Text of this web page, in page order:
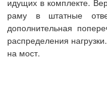
идущих в комплекте.
раму в штатные
дополнительная
распределения
на мост.